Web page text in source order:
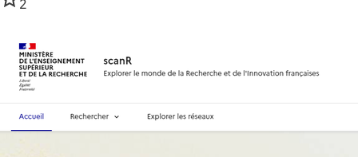
2